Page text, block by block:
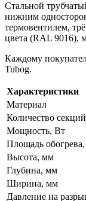
Стальной
нижним
термовентилем,
цвета (RAL 9016),
Каждому
Tubog.
Характеристики
Материал
Количество секций
Мощность, Вт
Площадь
Высота, мм
Глубина, мм
Ширина, мм
Давление на